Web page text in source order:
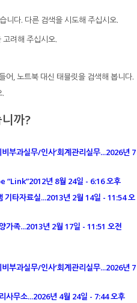
니다. 다른 검색을 시도해 주십시오.
려해 주십시오.
어, 노트북 대신 태블릿을 검색해 봅니다.
.
까?
부과실무/인사’회계관리실무...2026년 7
“Link”2012년 8월 24일 - 6:16 오후
기타자료실...2013년 2월 14일 - 11:54 오
가족...2013년 2월 17일 - 11:51 오전
부과실무/인사’회계관리실무...2026년 7
사무소...2026년 4월 24일 - 7:44 오후